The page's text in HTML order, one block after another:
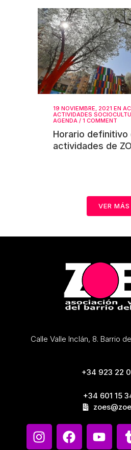
19 NOVIEMBRE, 2021 EN
ACTIVIDADES
AGENDA / 1 COMMENT
Horario definitivo
actividades de
VER MÁS
Calle Valle Inclán, 8. Barrio
+34 923 22
+34 601 15